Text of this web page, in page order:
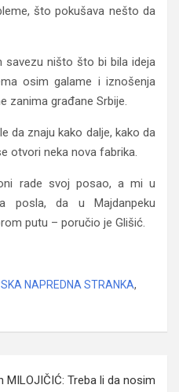
što pokušava nešto da
savezu ništo što bi bila ideja
osim galame i iznošenja
zanima građane Srbije.
da znaju kako dalje, kako da
otvori neka nova fabrika.
rade svoj posao, a mi u
posla, da u Majdanpeku
putu – poručio je Glišić.
NAPREDNA STRANKA,
MILOJIČIĆ: Treba li da nosim